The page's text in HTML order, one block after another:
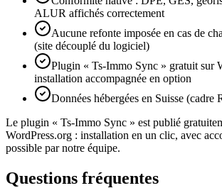
ALUR affichés correctement
Aucune refonte imposée en cas de
(site découplé du logiciel)
Plugin « Ts-Immo Sync » gratuit sur
installation accompagnée en option
Données hébergées en Suisse (cadre
Le plugin « Ts-Immo Sync » est publié
WordPress.org : installation en un clic, avec
possible par notre équipe.
Questions fréquentes